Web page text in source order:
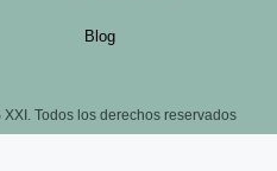
Blog
Todos los derechos reservados